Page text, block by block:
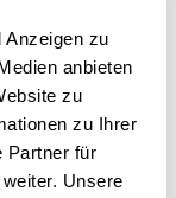
Anzeigen zu
anbieten
zu
zu Ihrer
Partner für
Unsere
Zufriedenheit